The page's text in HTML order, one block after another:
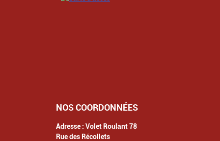
NOS COORDONNÉES
Adresse : Volet Roulant 78
Rue des Récollets